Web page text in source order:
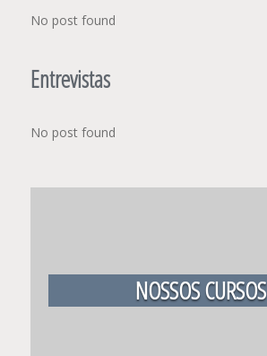
No post found
Entrevistas
No post found
NOSSOS CURSOS